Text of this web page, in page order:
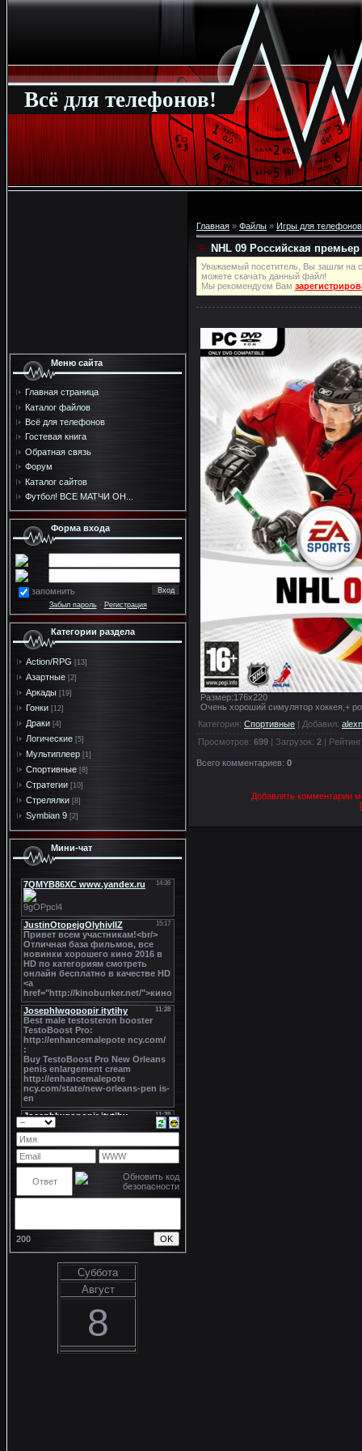
Всё для телефонов!
Меню сайта
Главная страница
Каталог файлов
Всё для телефонов
Гостевая книга
Обратная связь
Форум
Каталог сайтов
Футбол! ВСЕ МАТЧИ ОН...
Форма входа
запомнить
Забыл пароль· Регистрация
Категории раздела
Action/RPG [13]
Азартные [2]
Аркады [19]
Гонки [12]
Драки [4]
Логические [5]
Мультиплеер [1]
Спортивные [8]
Стратегии [10]
Стрелялки [8]
Symbian 9 [2]
Мини-чат
200
Суббота
Август
8
Главная » Файлы » Игры для телефонов
NHL 09 Российская премьер
Уважаемый посетитель, Вы зашли на
можете скачать данный файл!
Мы рекомендуем Вам
Размер:176х220
Очень хороший симулятор хоккея,+
Категория: Спортивные | Добавил:
Просмотров: 699 | Загрузок: 2 | Рейтинг
Всего комментариев: 0
Добавлять комментарии